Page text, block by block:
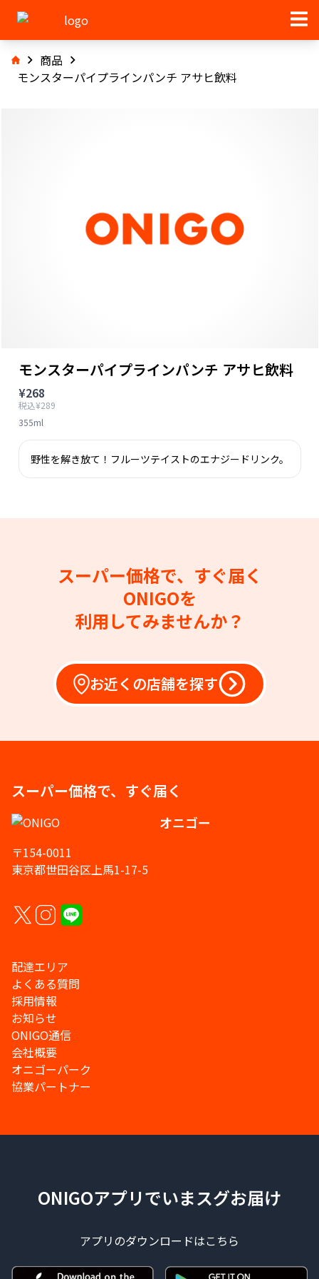
商品
モンスターパイプラインパンチ アサヒ飲料
モンスターパイプラインパンチ アサヒ飲料
¥268
税込¥289
355ml
野性を解き放て！フルーツテイストのエナジードリンク。
スーパー価格で、すぐ届く
ONIGOを
利用してみませんか？
お近くの店舗を探す
スーパー価格で、すぐ届く
オニゴー
〒154-0011
東京都世田谷区上馬1-17-5
配達エリア
よくある質問
採用情報
お知らせ
ONIGO通信
会社概要
オニゴーパーク
協業パートナー
ONIGOアプリでいまスグお届け
アプリのダウンロードはこちら